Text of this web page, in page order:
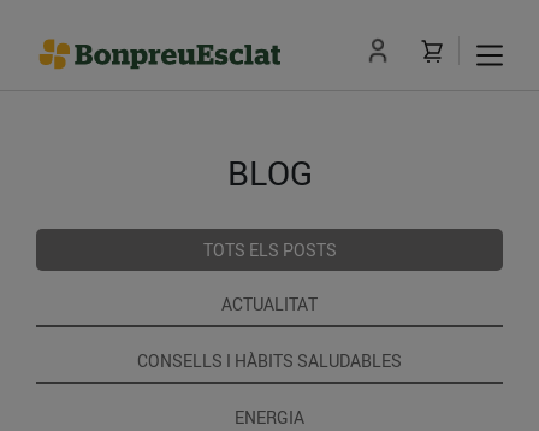
BLOG
TOTS ELS POSTS
ACTUALITAT
CONSELLS I HÀBITS SALUDABLES
ENERGIA